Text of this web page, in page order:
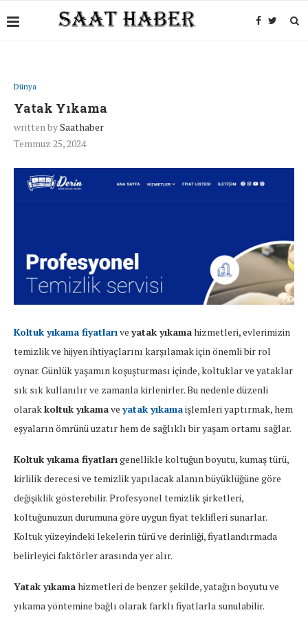
Dünya
Yatak Yıkama
written bySaathaber
Temmuz 25, 2024
Koltuk yıkama fiyatlarıveyatak yıkamahizmetleri, evlerimizin
temizlik ve hijyen ihtiyaçlarını karşılamak için önemli bir rol
oynar. Günlük yaşamın koşuşturması içinde, koltuklar ve yataklar
sık sık kullanılır ve zamanla kirlenirler. Bu nedenle düzenli
olarakkoltuk yıkamaveyatak yıkamaişlemleri yaptırmak, hem
eşyaların ömrünü uzatır hem de sağlıklı bir yaşam ortamı sağlar.
Koltuk yıkama fiyatlarıgenellikle koltuğun boyutu, kumaş türü,
kirlilik derecesi ve temizlik yapılacak alanın büyüklüğüne göre
değişiklik gösterebilir. Profesyonel temizlik şirketleri,
koltuğunuzun durumuna göre uygun fiyat teklifleri sunarlar.
Koltuk yüzeyindeki lekelerin türü ve derinliği, fiyatlandırmada
belirleyici faktörler arasında yer alır.
Yatak yıkamahizmetleri de benzer şekilde, yatağın boyutu ve
yıkama yöntemine bağlı olarak farklı fiyatlarla sunulabilir.